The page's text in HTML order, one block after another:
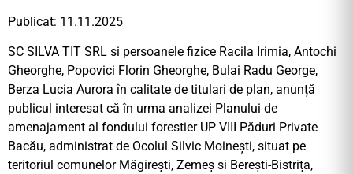
Publicat: 11.11.2025
SC SILVA TIT SRL si persoanele fizice Racila Irimia, Antochi
Gheorghe, Popovici Florin Gheorghe, Bulai Radu George,
Berza Lucia Aurora în calitate de titulari de plan, anunță
publicul interesat că în urma analizei Planului de
amenajament al fondului forestier UP VIII Păduri Private
Bacău, administrat de Ocolul Silvic Moinești, situat pe
teritoriul comunelor Măgirești, Zemeș si Berești-Bistrița,